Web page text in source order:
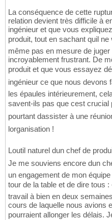
La conséquence de cette
relation devient très difficile à
ingénieur et que vous
produit, tout en sachant quil ne
même pas en mesure de
incroyablement frustrant. De
produit et que vous essayez
ingénieur ce que nous devons
les épaules intérieurement,
savent-ils pas que cest crucial
pourtant dassister à une
lorganisation !
Loutil naturel dun chef de
Je me souviens encore dun
un engagement de mon
tour de la table et de dire tous :
travail à bien en deux
cours de laquelle nous avions
pourraient allonger les délais.